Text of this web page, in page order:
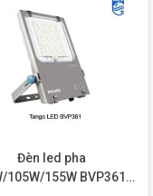
chất lượng và độ an
các công trình
THIỆN MÔI
năng chuyển đổi
trong khi tiêu thụ
Đèn led pha
105W/155W BVP361